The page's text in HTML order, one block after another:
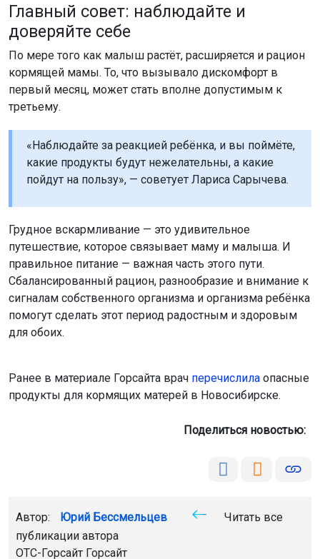
Главный совет: наблюдайте и
доверяйте себе
По мере того как малыш растёт, расширяется и рацион
кормящей мамы. То, что вызывало дискомфорт в
первый месяц, может стать вполне допустимым к
третьему.
«Наблюдайте за реакцией ребёнка, и вы поймёте,
какие продукты будут нежелательны, а какие
пойдут на пользу», — советует Лариса Сарычева.
Грудное вскармливание — это удивительное
путешествие, которое связывает маму и малыша. И
правильное питание — важная часть этого пути.
Сбалансированный рацион, разнообразие и внимание к
сигналам собственного организма и организма ребёнка
помогут сделать этот период радостным и здоровым
для обоих.
Ранее в материале Горсайта врач перечислила опасные
продукты для кормящих матерей в Новосибирске.
Поделиться новостью:
Автор: Юрий Бессмельцев
Читать все
публикации автора
ОТС-Горсайт Горсайт